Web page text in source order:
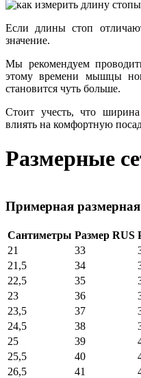
Если длины стоп
значение.
Мы рекомендуем
этому времени мышцы
становится чуть больше.
Стоит учесть, что
влиять на комфортную
Размерные
Примерная
Сантиметры Размер RUS
21
33
21,5
34
22,5
35
23
36
23,5
37
24,5
38
25
39
25,5
40
26,5
41